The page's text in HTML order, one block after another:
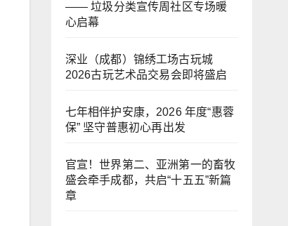
—— 垃圾分类宣传周社区专场暖
心启幕
深业（成都）锦绣工场古玩城
2026古玩艺术品交易会即将盛启
七年相伴护安康，2026 年度“惠蓉
保” 坚守普惠初心再出发
官宣！世界第二、亚洲第一的畜牧
盛会牵手成都，共启“十五五”新篇
章